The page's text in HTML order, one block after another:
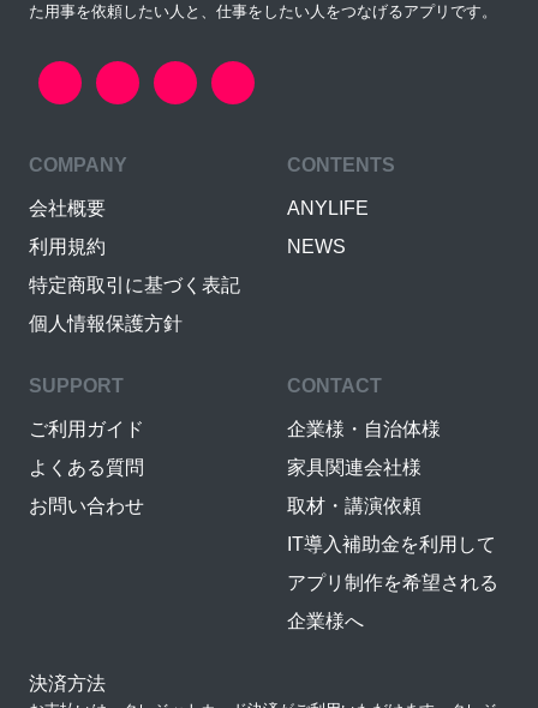
た用事を依頼したい人と、仕事をしたい人をつなげるアプリです。
COMPANY
会社概要
利用規約
特定商取引に基づく表記
個人情報保護方針
CONTENTS
ANYLIFE
NEWS
SUPPORT
ご利用ガイド
よくある質問
お問い合わせ
CONTACT
企業様・自治体様
家具関連会社様
取材・講演依頼
IT導入補助金を利用して
アプリ制作を希望される
企業様へ
決済方法